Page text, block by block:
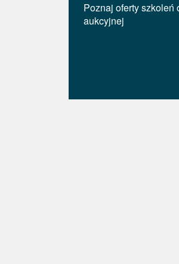
Poznaj oferty szkoleń
aukcyjnej